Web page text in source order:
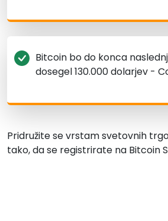
Bitcoin bo do konca
dosegel 130.000 dolarjev -
Pridružite se vrstam svetovnih
tako, da se registrirate na Bitcoin